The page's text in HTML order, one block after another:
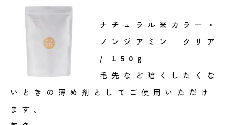
ナチュラル米カラー・
ノンジアミン クリア
/ 150g
毛先など暗くしたくな
いときの薄め剤としてご使用いただけ
ます。